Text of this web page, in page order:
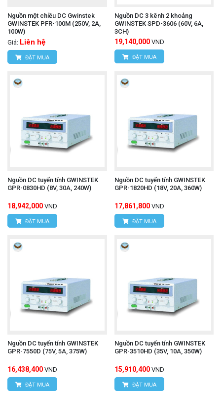
Nguồn một chiều DC Gwinstek
GWINSTEK PFR-100M (250V, 2A,
100W)
Giá: Liên hệ
ĐẶT MUA
Nguồn DC 3 kênh 2 khoảng
GWINSTEK SPD-3606 (60V, 6A,
3CH)
19,140,000 VND
ĐẶT MUA
Nguồn DC tuyến tính GWINSTEK
GPR-0830HD (8V, 30A, 240W)
18,942,000 VND
ĐẶT MUA
Nguồn DC tuyến tính GWINSTEK
GPR-1820HD (18V, 20A, 360W)
17,861,800 VND
ĐẶT MUA
Nguồn DC tuyến tính GWINSTEK
GPR-7550D (75V, 5A, 375W)
16,438,400 VND
ĐẶT MUA
Nguồn DC tuyến tính GWINSTEK
GPR-3510HD (35V, 10A, 350W)
15,910,400 VND
ĐẶT MUA